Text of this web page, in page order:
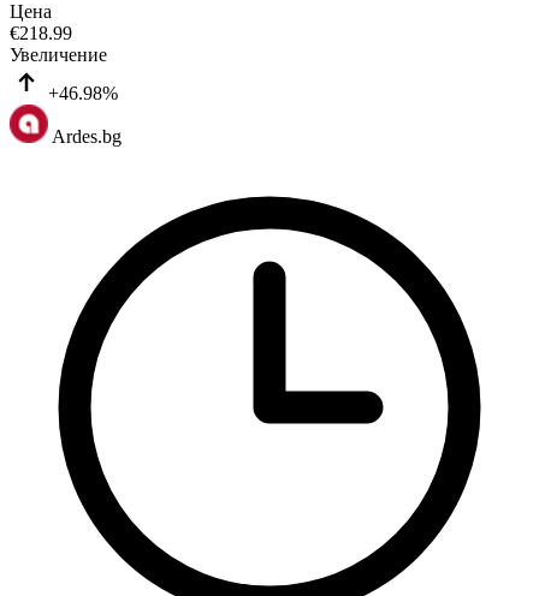
Цена
€218.99
Увеличение
+46.98%
Ardes.bg